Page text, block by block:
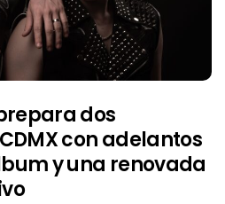
dos
con adelantos
y una renovada